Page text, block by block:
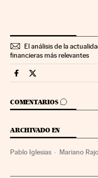
El análisis de la
financieras más relevantes
Economia Cinco Días
Economia Cinco
COMENTARIOS
IR A LOS
ARCHIVADO EN
Pablo Iglesias Mariano